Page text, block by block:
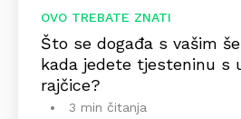
OVO TREBATE ZNATI
Što se događa s vašim
kada jedete tjesteninu s
rajčice?
3 min čitanja